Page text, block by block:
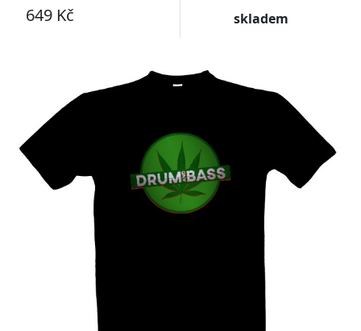
649 Kč skladem